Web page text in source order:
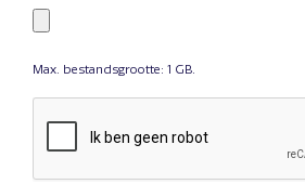
Max. bestandsgrootte: 1 GB.